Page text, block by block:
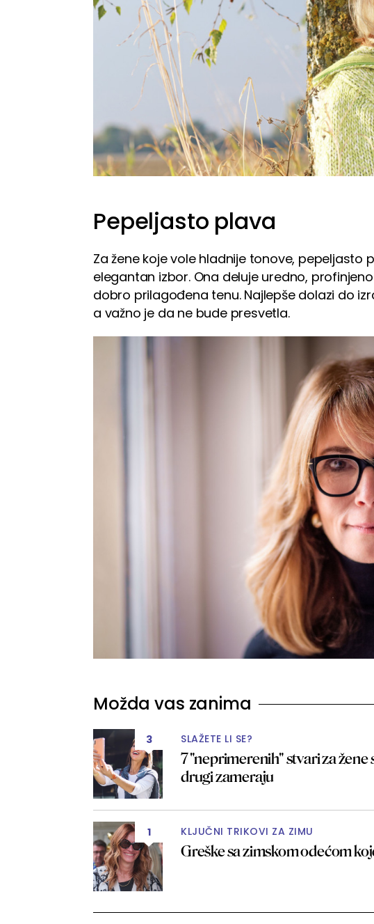
Pepeljasto plava
Za žene koje vole hladnije tonove, pepeljasto
elegantan izbor. Ona deluje uredno,
dobro prilagođena tenu. Najlepše dolazi do
a važno je da ne bude presvetla.
Možda vas zanima
3 SLAŽETE LI SE?
7 "neprimerenih" stvari za žene
drugi zameraju
1 KLJUČNI TRIKOVI ZA ZIMU
Greške sa zimskom odećom